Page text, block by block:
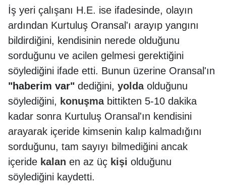
İş yeri çalışanı H.E. ise ifadesinde, olayın
ardından Kurtuluş Oransal'ı arayıp yangını
bildirdiğini, kendisinin nerede olduğunu
sorduğunu ve acilen gelmesi gerektiğini
söylediğini ifade etti. Bunun üzerine Oransal'ın
"haberim var" dediğini, yoldaolduğunu
söylediğini, konuşmabittikten 5-10 dakika
kadar sonra Kurtuluş Oransal'ın kendisini
arayarak içeride kimsenin kalıp kalmadığını
sorduğunu, tam sayıyı bilmediğini ancak
içeride kalan en az üç kişi olduğunu
söylediğini kaydetti.